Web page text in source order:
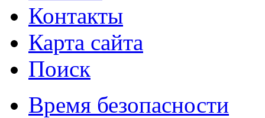
Контакты
Карта сайта
Поиск
Время безопасности